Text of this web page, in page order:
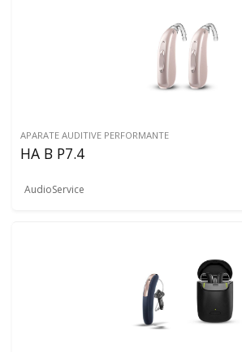
APARATE AUDITIVE PERFORMANTE
HA B P7.4
AudioService